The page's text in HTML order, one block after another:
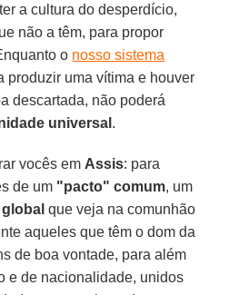
a cultura do desperdício,
não a têm, para propor
o nosso sistema
produzir uma vítima e houver
descartada, não poderá
universal .
vocês em Assis: para
de um "pacto" comum, um
que veja na comunhão
aqueles que têm o dom da
de boa vontade, para além
e de nacionalidade, unidos